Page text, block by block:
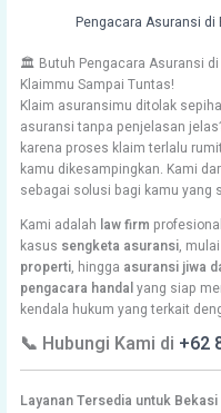
Pengacara Asuransi di
🏛️ Butuh Pengacara Asuransi di
Klaimmu Sampai Tuntas!
Klaim asuransimu ditolak
asuransi tanpa penjelasan
karena proses klaim terlalu
kamu dikesampingkan. Kami
sebagai solusi bagi kamu yang
Kami adalah law firm
kasus sengketa asuransi,
properti, hingga asuransi jiwa
pengacara handalyang siap
kendala hukum yang terkait
📞 Hubungi Kami di +62
Layanan Tersedia untuk